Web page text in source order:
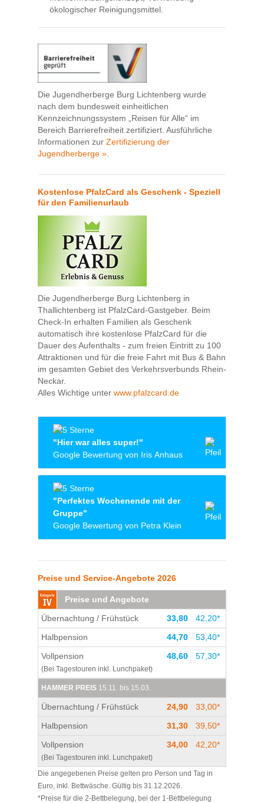
ökologischer Reinigungsmittel.
Die Jugendherberge Burg Lichtenberg wurde
nach dem bundesweit einheitlichen
Kennzeichnungssystem „Reisen für Alle“ im
Bereich Barrierefreiheit zertifiziert. Ausführliche
Informationen zur Zertifizierung der
Jugendherberge ».
Kostenlose PfalzCard als Geschenk - Speziell
für den Familienurlaub
Die Jugendherberge Burg Lichtenberg in
Thallichtenberg ist PfalzCard-Gastgeber. Beim
Check-In erhalten Familien als Geschenk
automatisch ihre kostenlose PfalzCard für die
Dauer des Aufenthalts - zum freien Eintritt zu 100
Attraktionen und für die freie Fahrt mit Bus & Bahn
im gesamten Gebiet des Verkehrsverbunds Rhein-
Neckar.
Alles Wichtige unter www.pfalzcard.de
"Hier war alles super!"
Google Bewertung von Iris Anhaus
"Alles super" trifft es sehr genau! Wir haben
uns rundum wohlgefühlt, die Kinder hatten
Spaß, das Essen war lecker und das
Personal sehr sehr freundlich!!
"Perfektes Wochenende mit der
Gruppe"
Google Bewertung von Petra Klein
euch sagen es war fabelhaft, selten so ein
nettes Servicepersonal angetroffen. Und die
Küche ,das muss ich sagen, ein ganz großes
Lob, die Köchin könnte in jeden Gourmet
Restaurant kochen. Ich habe mit meiner
Gruppe direkt noch zwei Termine gebucht,
eigentlich wollten wir noch eine andere
Jugendherberge ausprobieren, aber warum
sollte man nach was suchen wenn man
schon was perfektes gefunden hat. Alles in
allem, es war ein perfektes Wochenende.
Service und Köchin, das ist die Sauberkeit in
dieser Jugendherberge. Also auch ein
großes Lob an die Reinigungsperlen in
diesem Haus. Das sollte man hier auch mal
erwähnen. Danke danke danke wir kommen
wieder.
Preise und Service-Angebote 2026
Preise und Angebote
Übernachtung / Frühstück
33,80
42,20*
Halbpension
44,70
53,40*
Vollpension
(Bei Tagestouren inkl. Lunchpaket)
48,60 57,30*
HAMMER PREIS 15.11. bis 15.03.
Übernachtung / Frühstück 24,90
33,00*
Halbpension
31,30
39,50*
Vollpension
(Bei Tagestouren inkl. Lunchpaket)
34,00 42,20*
Die angegebenen Preise gelten pro Person und Tag in
Euro, inkl. Bettwäsche. Gültig bis 31.12.2026.
*Preise für die 2-Bettbelegung, bei der 1-Bettbelegung